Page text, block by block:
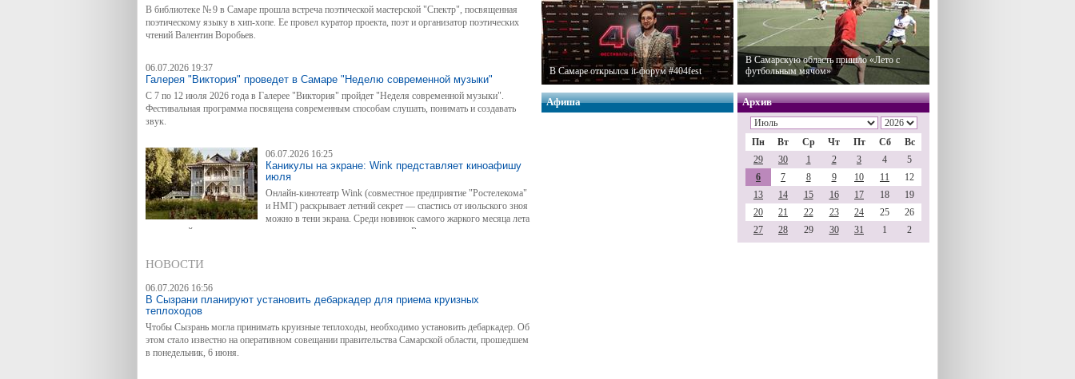
В библиотеке № 9 в Самаре прошла встреча поэтической мастерской "Спектр", посвященная
поэтическому языку в хип-хопе. Ее провел куратор проекта, поэт и организатор поэтических
чтений Валентин Воробьев.
06.07.2026 19:37
Галерея "Виктория" проведет в Самаре "Неделю современной музыки"
С 7 по 12 июля 2026 года в Галерее "Виктория" пройдет "Неделя современной музыки".
Фестивальная программа посвящена современным способам слушать, понимать и создавать
звук.
06.07.2026 16:25
Каникулы на экране: Wink представляет киноафишу
июля
Онлайн-кинотеатр Wink (совместное предприятие "Ростелекома"
и НМГ) раскрывает летний секрет — спастись от июльского зноя
можно в тени экрана. Среди новинок самого жаркого месяца лета
зрители найдут детективные сериалы, неспешные путешествия по России, мелодраматические
НОВОСТИ
06.07.2026 16:56
В Сызрани планируют установить дебаркадер для приема круизных
теплоходов
Чтобы Сызрань могла принимать круизные теплоходы, необходимо установить дебаркадер. Об
этом стало известно на оперативном совещании правительства Самарской области, прошедшем
в понедельник, 6 июня.
В Самаре открылся it-форум #404fest
В Самарскую область пришло «Лето с
футбольным мячом»
Афиша Архив
Пн Вт Ср Чт Пт Сб
Вс
29
30 1 2 3 4
5
6
7 8 9 10 11
12
13
14 15 16 17 18
19
20
21 22 23 24 25
26
27
28 29 30 31 1 2